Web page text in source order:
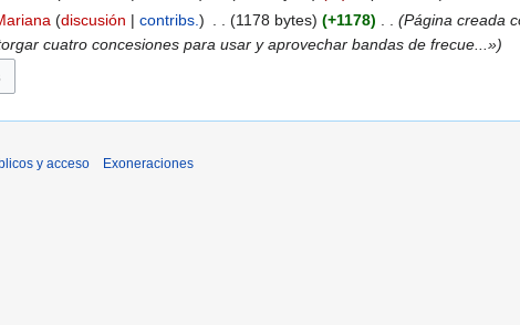
discusión contribs. 1178 bytes +1178
Página creada
cuatro concesiones para usar y aprovechar bandas de frecue...»
y acceso Exoneraciones